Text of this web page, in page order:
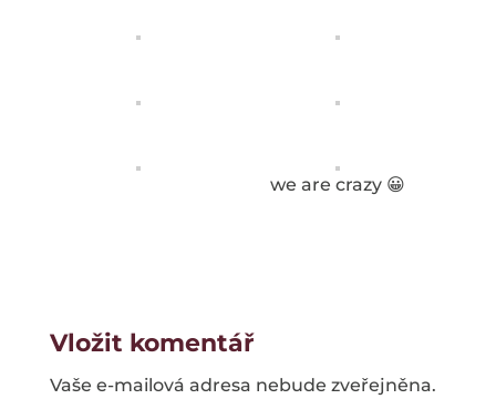
we are crazy 😀
Vložit komentář
Vaše e-mailová adresa nebude zveřejněna.